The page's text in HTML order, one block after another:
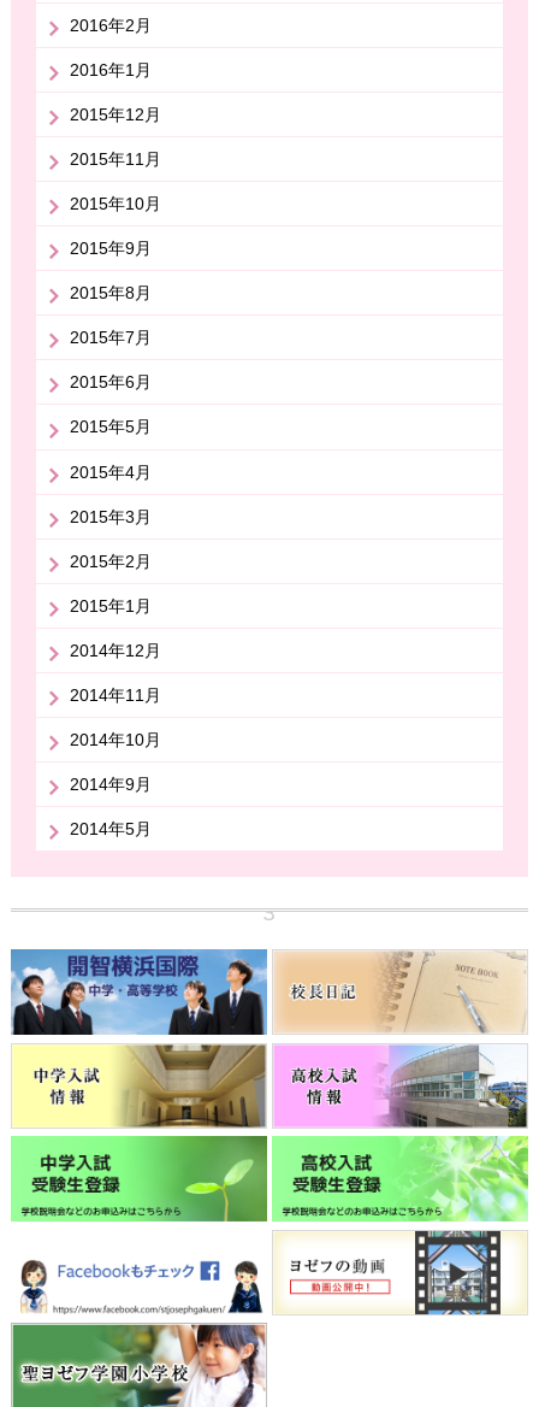
2016年2月
2016年1月
2015年12月
2015年11月
2015年10月
2015年9月
2015年8月
2015年7月
2015年6月
2015年5月
2015年4月
2015年3月
2015年2月
2015年1月
2014年12月
2014年11月
2014年10月
2014年9月
2014年5月